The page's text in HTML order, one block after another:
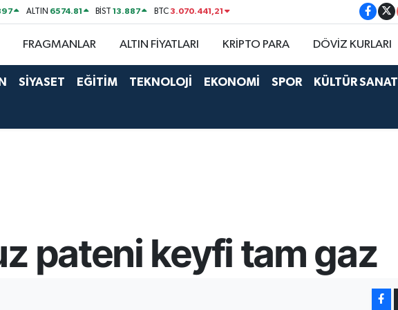
ALTIN 6574.81 BİST13.887 BTC3.070.441,21
FRAGMANLAR ALTIN FİYATLARI KRİPTO PARA DÖVİZ KURLARI
SİYASET EĞİTİM TEKNOLOJİ EKONOMİ SPOR KÜLTÜR SANAT
pateni keyfi tam gaz